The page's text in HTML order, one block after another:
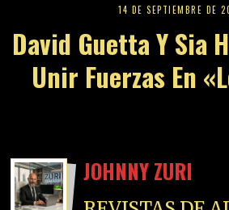
14 DE SEPTIEMBRE DE
David Guetta Y Sia
Unir Fuerzas En
JOHNNY ZURI